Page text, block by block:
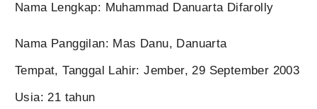
Nama Lengkap: Muhammad Danuarta Difarolly
Nama Panggilan: Mas Danu, Danuarta
Tempat, Tanggal Lahir: Jember, 29 September 2003
Usia: 21 tahun